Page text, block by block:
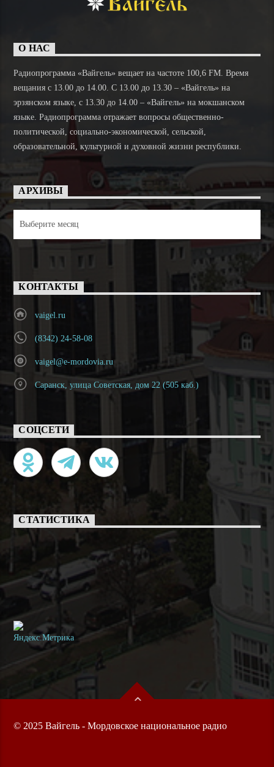
О НАС
Радиопрограмма «Вайгель» вещает на частоте 100,6 FM. Время
вещания с 13.00 до 14.00. C 13.00 до 13.30 – «Вайгель» на
эрзянском языке, с 13.30 до 14.00 – «Вайгель» на мокшанском
языке. Радиопрограмма отражает вопросы общественно-
политической, социально-экономической, сельской,
образовательной, культурной и духовной жизни республики.
АРХИВЫ
КОНТАКТЫ
vaigel.ru
(8342) 24-58-08
vaigel@e-mordovia.ru
Саранск, улица Советская, дом 22 (505 каб.)
СОЦСЕТИ
СТАТИСТИКА
© 2025 Вайгель - Мордовское национальное радио